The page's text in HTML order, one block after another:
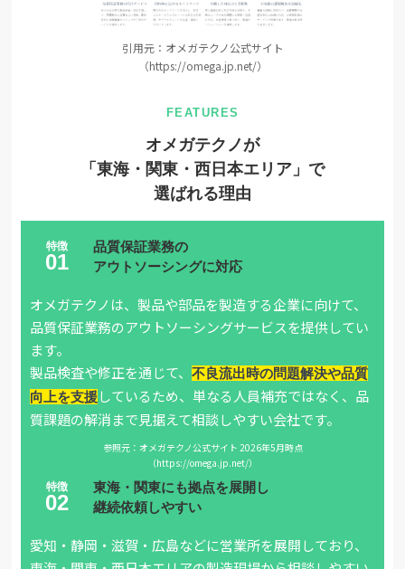
引用元：オメガテクノ公式サイト
（https://omega.jp.net/）
オメガテクノが
「東海・関東・西日本エリア」で
選ばれる理由
品質保証業務の
アウトソーシングに対応
オメガテクノは、製品や部品を製造する企業に向けて、
品質保証業務のアウトソーシングサービスを提供してい
ます。
製品検査や修正を通じて、不良流出時の問題解決や品質
向上を支援しているため、単なる人員補充ではなく、品
質課題の解消まで見据えて相談しやすい会社です。
参照元：オメガテクノ公式サイト 2026年5月時点
（https://omega.jp.net/）
東海・関東にも拠点を展開し
継続依頼しやすい
愛知・静岡・滋賀・広島などに営業所を展開しており、